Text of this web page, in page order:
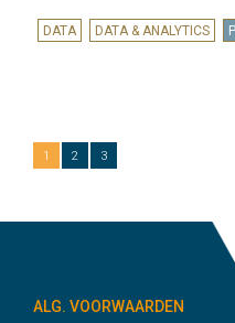
DATA DATA & ANALYTICS
1 2 3
ALG. VOORWAARDEN